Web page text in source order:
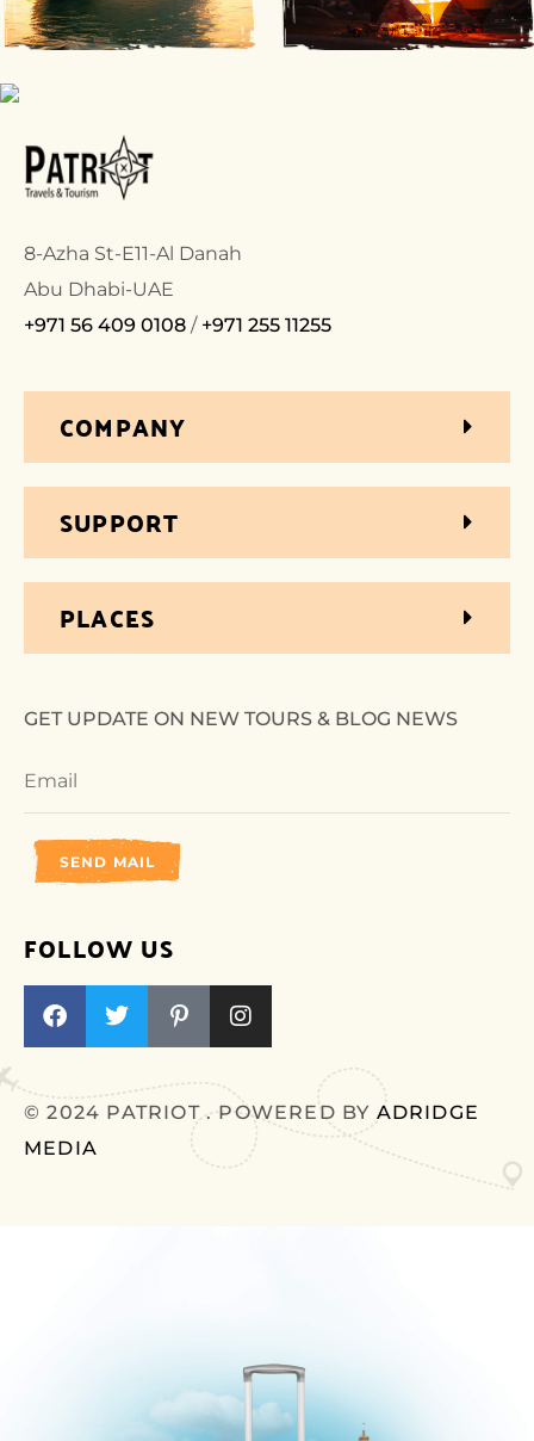
8-Azha St-E11-Al Danah
Abu Dhabi-UAE
+971 56 409 0108 / +971 255 11255
COMPANY
SUPPORT
PLACES
GET UPDATE ON NEW TOURS & BLOG NEWS
SEND MAIL
FOLLOW US
© 2024 PATRIOT . POWERED BY ADRIDGE
MEDIA